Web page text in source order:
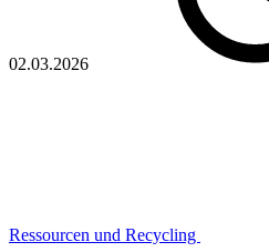
02.03.2026
Ressourcen und Recycling